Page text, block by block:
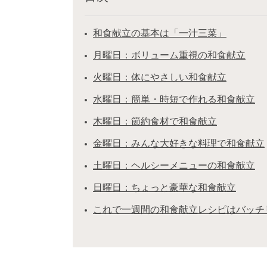
和食献立の基本は「一汁三菜」
月曜日：ボリューム重視の和食献立
火曜日：体にやさしい和食献立
水曜日：簡単・時短で作れる和食献立
木曜日：節約食材で和食献立
金曜日：みんな大好きな料理で和食献立
土曜日：ヘルシーメニューの和食献立
日曜日：ちょっと豪華な和食献立
これで一週間の和食献立レシピはバッチ